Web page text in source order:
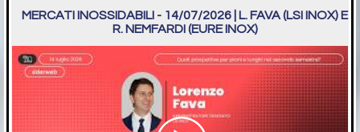
MERCATI INOSSIDABILI - 14/07/2026 | L. FAVA (LSI INOX) E
R. NEMFARDI (EURE INOX)